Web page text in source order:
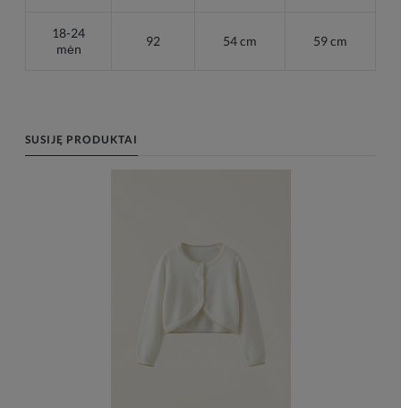
18-24
mėn
92 54 cm 59 cm
SUSIJĘ PRODUKTAI